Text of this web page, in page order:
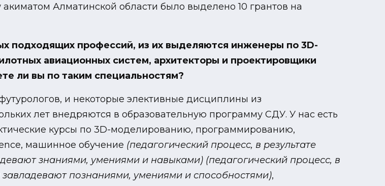
Алматинской области было выделено 10 грантов на
подходящих профессий, из их выделяются инженеры по 3D-
авиационных систем, архитекторы и проектировщики
ли вы по таким специальностям?
и некоторые элективные дисциплины из
лет внедряются в образовательную программу СДУ. У нас есть
курсы по 3D-моделированию, программированию,
машинное обучение (педагогический процесс, в результате
знаниями, умениями и навыками) (педагогический процесс, в
познаниями, умениями и способностями),